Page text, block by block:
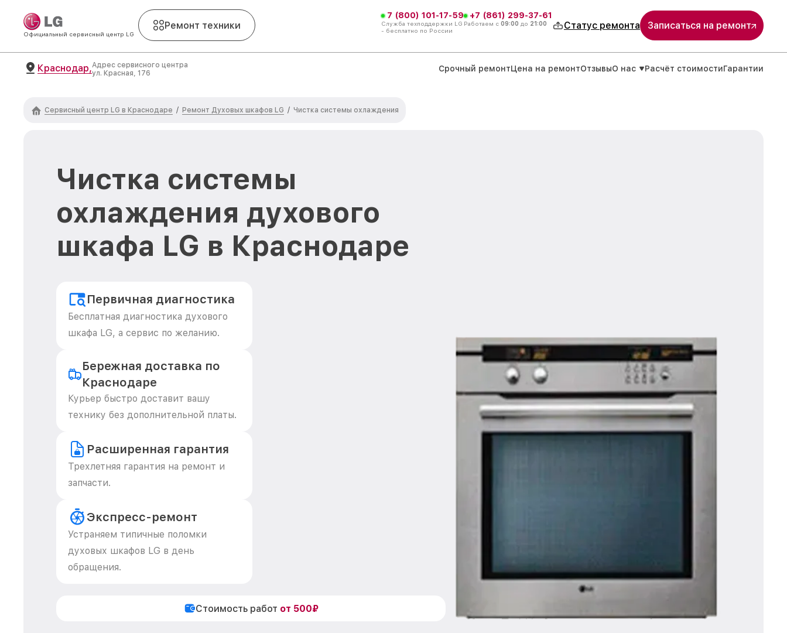
Официальный сервисный центр LG
Ремонт техники
7 (800) 101-17-59
Служба техподдержки LG
- бесплатно по России
+7 (861) 299-37-61
Работаем с 09:00 до 21:00 Статус ремонта Записаться на ремонт
Краснодар,Адрес сервисного центра
ул. Красная, 176
Срочный ремонтЦена на ремонтОтзывыО нас Расчёт стоимостиГарантии
Сервисный центр LG в Краснодаре / Ремонт Духовых шкафов LG / Чистка системы охлаждения
Чистка системы
охлаждения духового
шкафа LG в Краснодаре
Первичная диагностика
Бесплатная диагностика духового
шкафа LG, а сервис по желанию.
Бережная доставка по
Краснодаре
Курьер быстро доставит вашу
технику без дополнительной платы.
Расширенная гарантия
Трехлетняя гарантия на ремонт и
запчасти.
Экспресс-ремонт
Устраняем типичные поломки
духовых шкафов LG в день
обращения.
Стоимость работ от 500₽